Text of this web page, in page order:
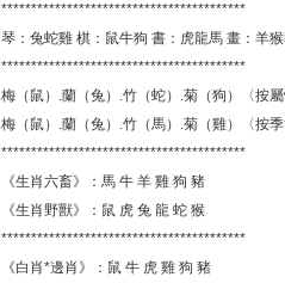
*****************************************
琴：兔蛇雞 棋：鼠牛狗 書：虎龍馬 畫：羊
*****************************************
梅（鼠）.蘭（兔）.竹（蛇）.菊（狗）〈按
梅（鼠）.蘭（兔）.竹（馬）.菊（雞）〈按
*****************************************
《生肖六畜》：馬 牛 羊 雞 狗 豬
《生肖野獸》：鼠 虎 兔 龍 蛇 猴
*****************************************
《白肖*邊肖》：鼠 牛 虎 雞 狗 豬